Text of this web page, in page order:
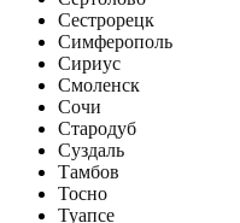
Сестрорецк
Симферополь
Сириус
Смоленск
Сочи
Стародуб
Суздаль
Тамбов
Тосно
Туапсе